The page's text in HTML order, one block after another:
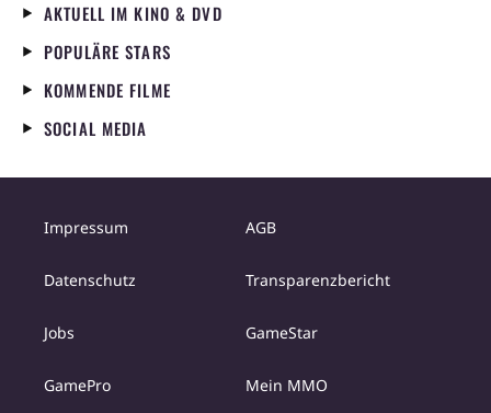
AKTUELL IM KINO & DVD
POPULÄRE STARS
KOMMENDE FILME
SOCIAL MEDIA
Impressum AGB
Datenschutz Transparenzbericht
Jobs GameStar
GamePro Mein MMO